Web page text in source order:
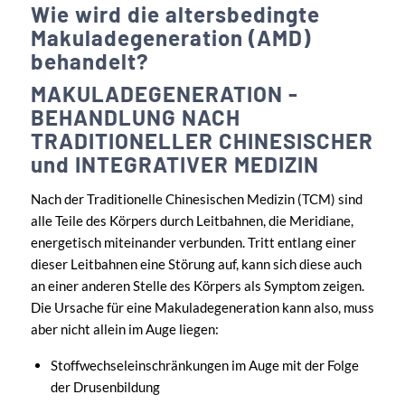
Wie wird die altersbedingte
Makuladegeneration (AMD)
behandelt?
MAKULADEGENERATION -
BEHANDLUNG NACH
TRADITIONELLER CHINESISCHER
und INTEGRATIVER MEDIZIN
Nach der Traditionelle Chinesischen Medizin (TCM) sind
alle Teile des Körpers durch Leitbahnen, die Meridiane,
energetisch miteinander verbunden. Tritt entlang einer
dieser Leitbahnen eine Störung auf, kann sich diese auch
an einer anderen Stelle des Körpers als Symptom zeigen.
Die Ursache für eine Makuladegeneration kann also, muss
aber nicht allein im Auge liegen:
Stoffwechseleinschränkungen im Auge mit der Folge
der Drusenbildung